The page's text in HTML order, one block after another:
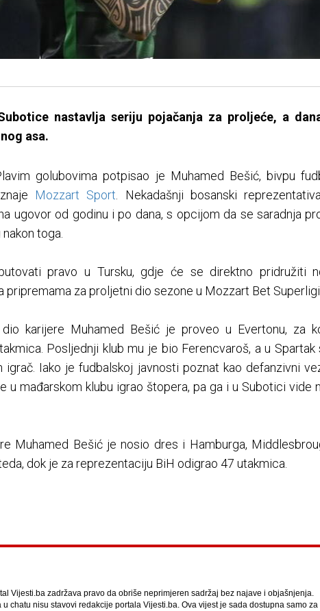
nastavlja seriju pojačanja za proljeće, a
asa.
golubovima potpisao je Muhamed Bešić, bivpu
Mozzart Sport. Nekadašnji bosanski
ugovor od godinu i po dana, s opcijom da se saradnja
toga.
pravo u Tursku, gdje će se direktno pridružiti
pripremama za proljetni dio sezone u Mozzart Bet
dio karijere Muhamed Bešić je proveo u Evertonu, za
Posljednji klub mu je bio Ferencvaroš, a u Spartak
igrač. Iako je fudbalskoj javnosti poznat kao defanzivni
u mađarskom klubu igrao štopera, pa ga i u Subotici vide
Muhamed Bešić je nosio dres i Hamburga,
dok je za reprezentaciju BiH odigrao 47 utakmica.
Vijesti.ba zadržava pravo da obriše neprimjeren sadržaj bez najave i objašnjenja.
u chatu nisu stavovi redakcije portala Vijesti.ba. Ova vijest je sada dostupna samo za